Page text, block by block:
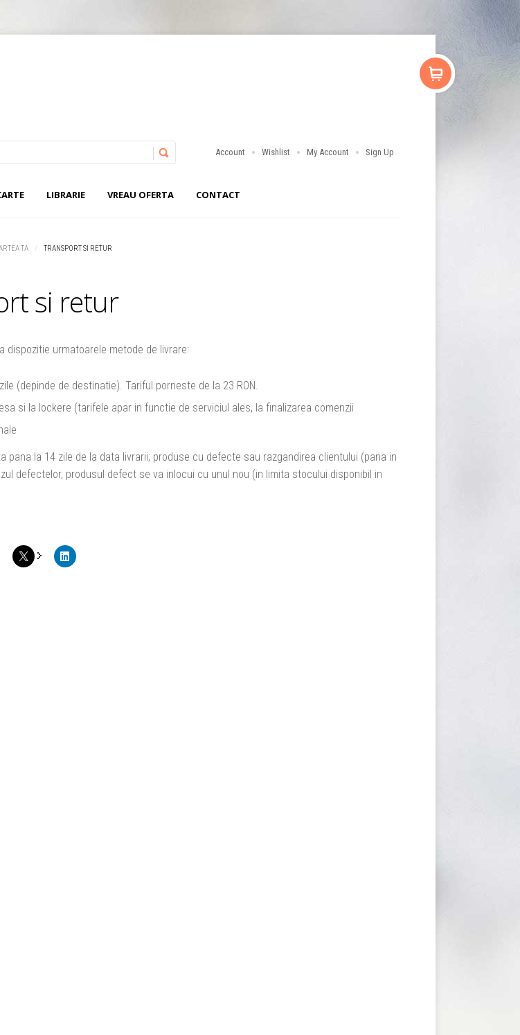
Account Wishlist My Account Sign Up
LIBRARIE VREAU OFERTA CONTACT
TA TRANSPORT SI RETUR
si retur
dispozitie urmatoarele metode de livrare:
(depinde de destinatie). Tariful porneste de la 23 RON.
si la lockere (tarifele apar in functie de serviciul ales, la finalizarea comenzii
pana la 14 zile de la data livrarii; produse cu defecte sau razgandirea clientului (pana in
defectelor, produsul defect se va inlocui cu unul nou (in limita stocului disponibil in
Me